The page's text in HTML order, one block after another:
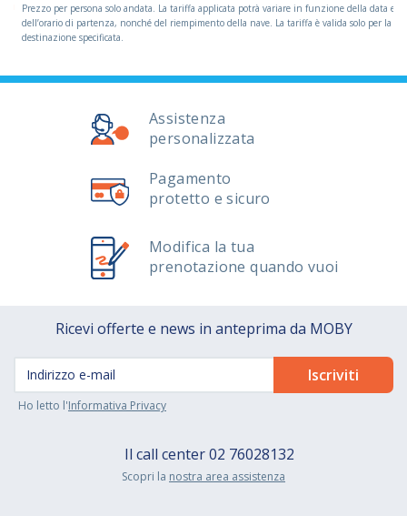
Prezzo per persona solo andata. La tariffa applicata potrà variare in funzione della data e
dell’orario di partenza, nonché del riempimento della nave. La tariffa è valida solo per la
destinazione specificata.
Assistenza
personalizzata
Pagamento
protetto e sicuro
Modifica la tua
prenotazione quando vuoi
Ricevi offerte e news in anteprima da MOBY
Ho letto l'Informativa Privacy
Il call center02 76028132
Scopri la nostra area assistenza